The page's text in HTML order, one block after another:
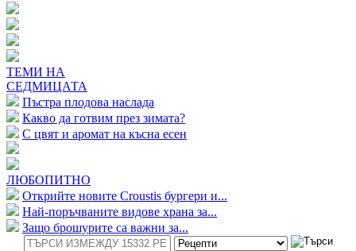
ТЕМИ НА
СЕДМИЦАТА
Пъстра плодова наслада
Какво да готвим през зимата?
С цвят и аромат на късна есен
ЛЮБОПИТНО
Открийте новите Croustis бургери и...
Най-поръчваните видове храна за...
Защо брошурите са важни за...